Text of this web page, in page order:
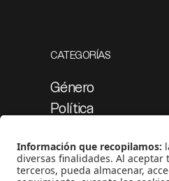
CATEGORÍAS
Género
Política
Medio ambiente
Medios y